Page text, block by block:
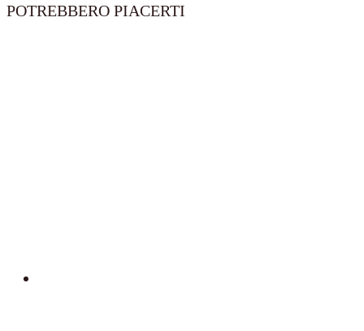
POTREBBERO PIACERTI